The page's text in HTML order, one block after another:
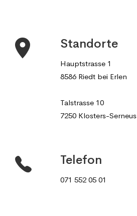
Standorte
Hauptstrasse 1
8586 Riedt bei Erlen
Talstrasse 10
7250 Klosters-Serneus
Telefon
071 552 05 01